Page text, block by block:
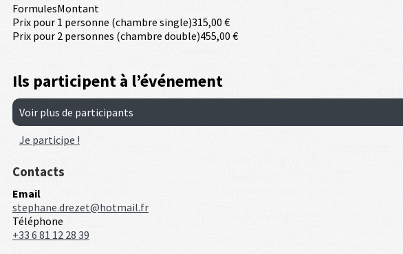
FormulesMontant
Prix pour 1 personne (chambre single)315,00 €
Prix pour 2 personnes (chambre double)455,00 €
Ils participent à l’événement
Voir plus de participants
Je participe !
Contacts
Email
stephane.drezet@hotmail.fr
Téléphone
+33 6 81 12 28 39